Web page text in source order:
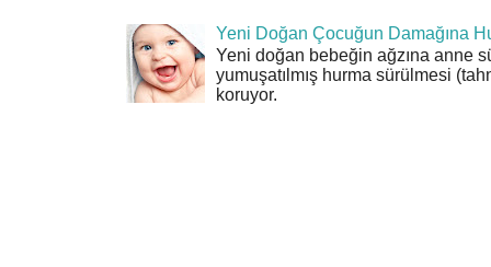
Yeni Doğan Çocuğun Damağına
Yeni doğan bebeğin ağzına anne
yumuşatılmış hurma sürülmesi
koruyor.